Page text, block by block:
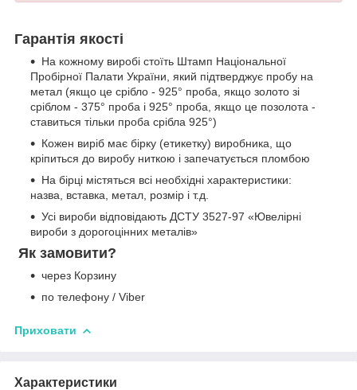
Гарантія якості
На кожному виробі стоїть Штамп Національної
Пробірної Палати України, який підтверджує пробу на
метал (якщо це срібло - 925° проба, якщо золото зі
сріблом - 375° проба і 925° проба, якщо це позолота -
ставиться тільки проба срібла 925°)
Кожен виріб має бірку (етикетку) виробника, що
кріпиться до виробу ниткою і запечатується пломбою
На бірці містяться всі необхідні характеристики:
назва, вставка, метал, розмір і т.д.
Усі вироби відповідають ДСТУ 3527-97 «Ювелірні
вироби з дорогоцінних металів»
Як замовити?
через Корзину
по телефону / Viber
Приховати
Характеристики